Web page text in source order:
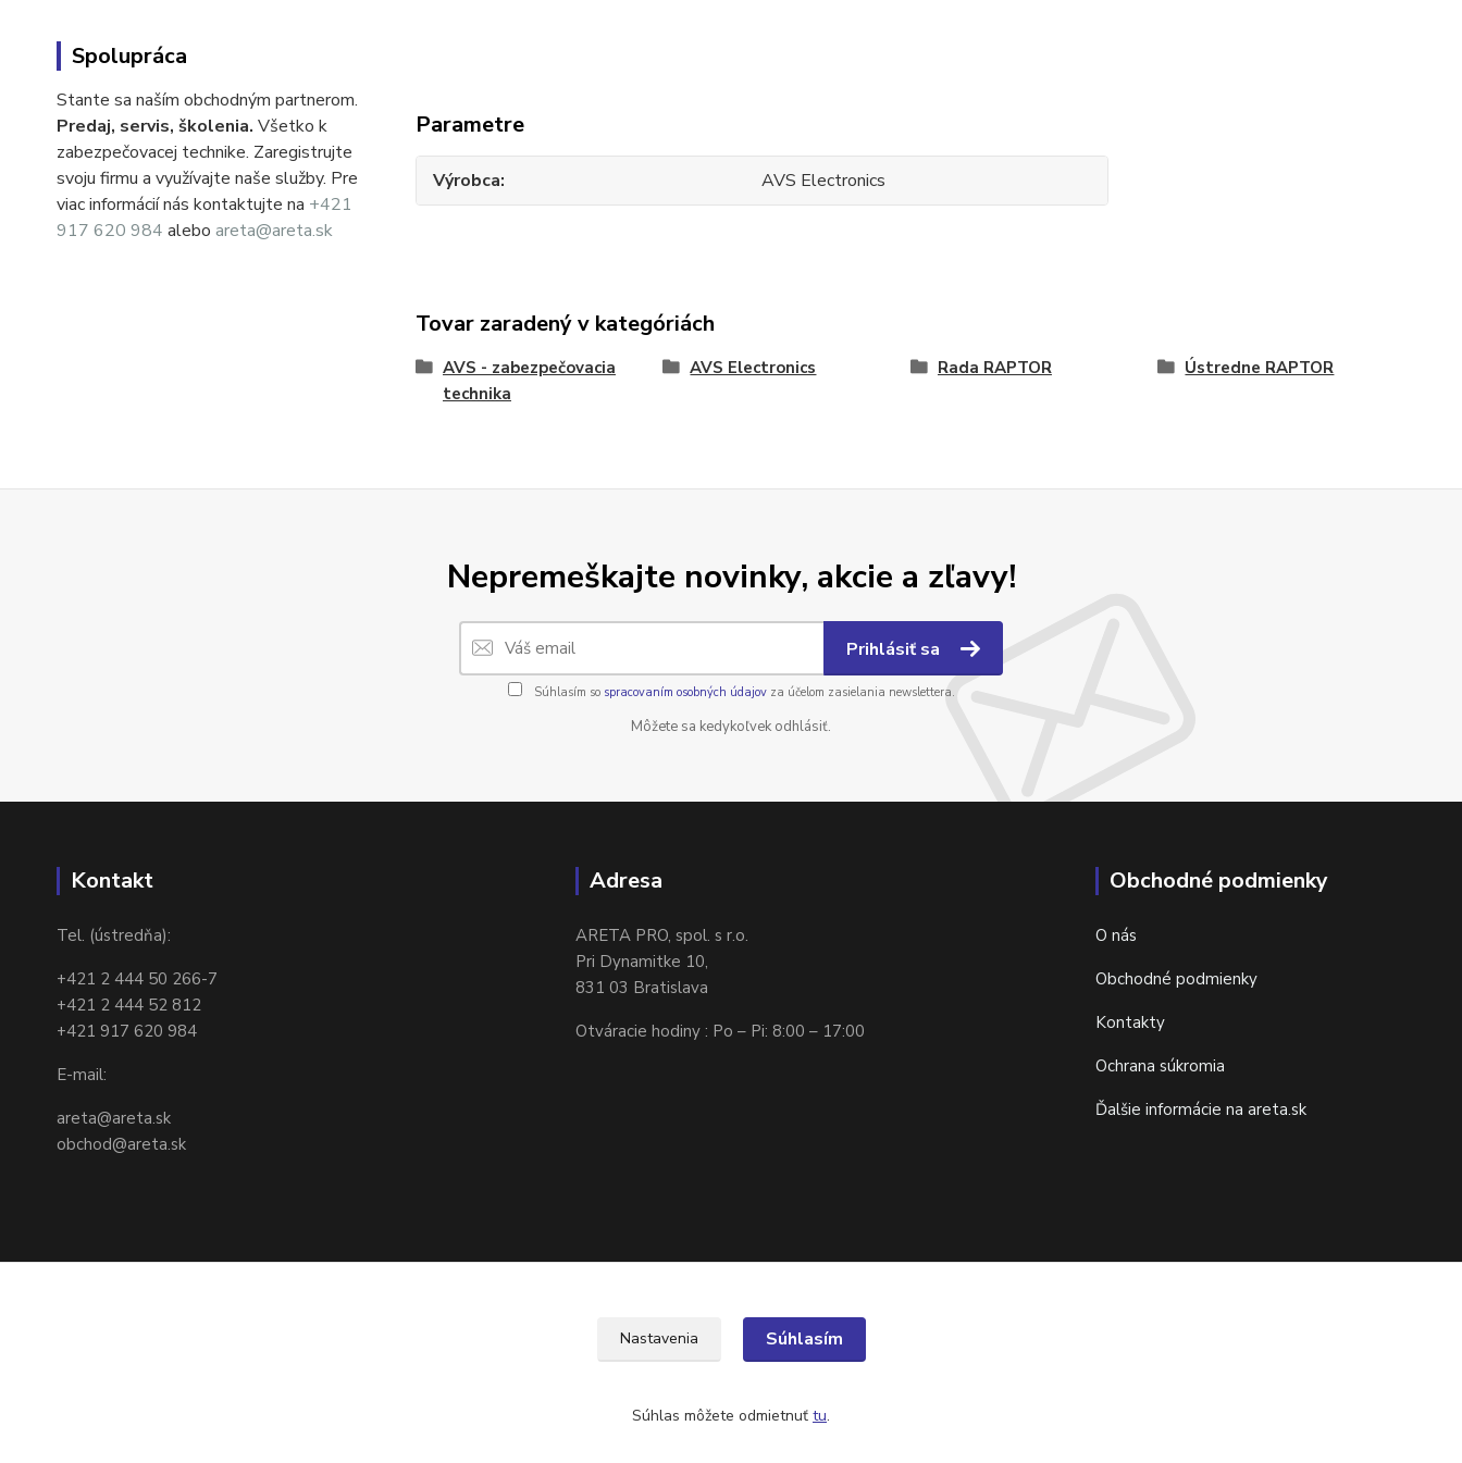
Spolupráca
Stante sa naším obchodným partnerom.
Predaj, servis, školenia. Všetko k
zabezpečovacej technike. Zaregistrujte
svoju firmu a využívajte naše služby. Pre
viac informácií nás kontaktujte na +421
917 620 984 alebo areta@areta.sk
Parametre
Výrobca AVS Electronics
Tovar zaradený v kategóriách
AVS - zabezpečovacia
technika
AVS Electronics Rada RAPTOR Ústredne RAPTOR
Nepremeškajte novinky, akcie a zľavy!
Prihlásiť sa
Súhlasím so spracovaním osobných údajovza účelom zasielania newslettera.
Môžete sa kedykoľvek odhlásiť.
Kontakt
Tel. (ústredňa):
+421 2 444 50 266-7
+421 2 444 52 812
+421 917 620 984
E-mail:
areta@areta.sk
obchod@areta.sk
Adresa
ARETA PRO, spol. s r.o.
Pri Dynamitke 10,
831 03 Bratislava
Otváracie hodiny : Po – Pi: 8:00 – 17:00
Obchodné podmienky
O nás
Obchodné podmienky
Kontakty
Ochrana súkromia
Ďalšie informácie na areta.sk
Nastavenia Súhlasím
Súhlas môžete odmietnuť tu.